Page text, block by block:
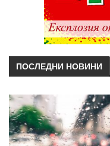
ПОСЛЕДНИ НОВИНИ